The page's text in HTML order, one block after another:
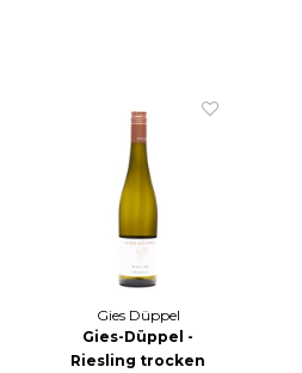
Gies Düppel
Gies-Düppel -
Riesling trocken